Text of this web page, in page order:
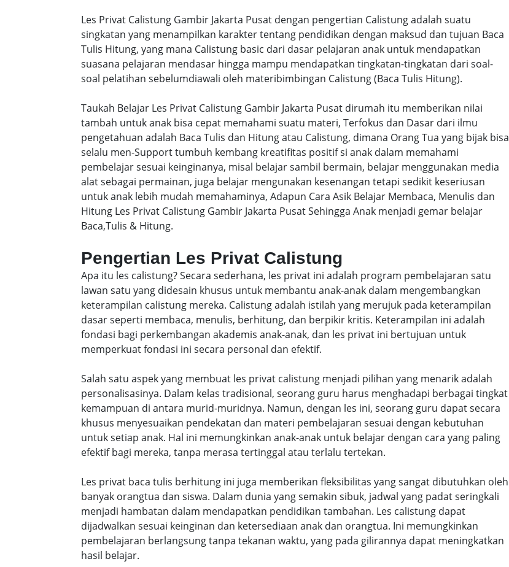
Les Privat Calistung Gambir Jakarta Pusat dengan pengertian Calistung adalah suatu
singkatan yang menampilkan karakter tentang pendidikan dengan maksud dan tujuan Baca
Tulis Hitung, yang mana Calistung basic dari dasar pelajaran anak untuk mendapatkan
suasana pelajaran mendasar hingga mampu mendapatkan tingkatan-tingkatan dari soal-
soal pelatihan sebelumdiawali oleh materibimbingan Calistung (Baca Tulis Hitung).
Taukah Belajar Les Privat Calistung Gambir Jakarta Pusat dirumah itu memberikan nilai
tambah untuk anak bisa cepat memahami suatu materi, Terfokus dan Dasar dari ilmu
pengetahuan adalah Baca Tulis dan Hitung atau Calistung, dimana Orang Tua yang bijak bisa
selalu men-Support tumbuh kembang kreatifitas positif si anak dalam memahami
pembelajar sesuai keinginanya, misal belajar sambil bermain, belajar menggunakan media
alat sebagai permainan, juga belajar mengunakan kesenangan tetapi sedikit keseriusan
untuk anak lebih mudah memahaminya, Adapun Cara Asik Belajar Membaca, Menulis dan
Hitung Les Privat Calistung Gambir Jakarta Pusat Sehingga Anak menjadi gemar belajar
Baca,Tulis & Hitung.
Pengertian Les Privat Calistung
Apa itu les calistung? Secara sederhana, les privat ini adalah program pembelajaran satu
lawan satu yang didesain khusus untuk membantu anak-anak dalam mengembangkan
keterampilan calistung mereka. Calistung adalah istilah yang merujuk pada keterampilan
dasar seperti membaca, menulis, berhitung, dan berpikir kritis. Keterampilan ini adalah
fondasi bagi perkembangan akademis anak-anak, dan les privat ini bertujuan untuk
memperkuat fondasi ini secara personal dan efektif.
Salah satu aspek yang membuat les privat calistung menjadi pilihan yang menarik adalah
personalisasinya. Dalam kelas tradisional, seorang guru harus menghadapi berbagai tingkat
kemampuan di antara murid-muridnya. Namun, dengan les ini, seorang guru dapat secara
khusus menyesuaikan pendekatan dan materi pembelajaran sesuai dengan kebutuhan
untuk setiap anak. Hal ini memungkinkan anak-anak untuk belajar dengan cara yang paling
efektif bagi mereka, tanpa merasa tertinggal atau terlalu tertekan.
Les privat baca tulis berhitung ini juga memberikan fleksibilitas yang sangat dibutuhkan oleh
banyak orangtua dan siswa. Dalam dunia yang semakin sibuk, jadwal yang padat seringkali
menjadi hambatan dalam mendapatkan pendidikan tambahan. Les calistung dapat
dijadwalkan sesuai keinginan dan ketersediaan anak dan orangtua. Ini memungkinkan
pembelajaran berlangsung tanpa tekanan waktu, yang pada gilirannya dapat meningkatkan
hasil belajar.